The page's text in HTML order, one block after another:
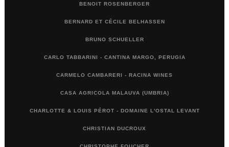
BENOIT ROSENBERGER
BERNARD ET CÉCILE BELHASSEN
BRUNO SCHUELLER
CARLO TABBARINI - CANTINA MARGO, PERUGIA
CARMELO CAMBARERI - RACINA WINES
CASA AGRICOLA MALAUVA (UMBRIA)
CHARLOTTE & LOUIS PÉROT - DOMAINE L'OSTAL LEVANT
CHRISTIAN DUCROUX